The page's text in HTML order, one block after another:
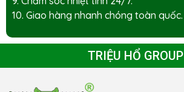
10. Giao hàng nhanh chóng toàn quốc.
TRIỆU HỔ GROUP